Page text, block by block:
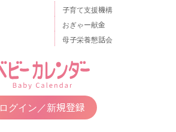
子育て支援機構
おぎゃー献金
母子栄養懇話会
ログイン／新規登録